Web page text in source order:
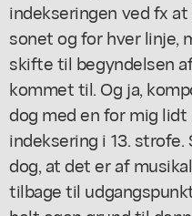
indekseringen ved fx
sonet og for hver linje,
skifte til begyndelsen
kommet til. Og ja,
dog med en for mig
indeksering i 13.
dog, at det er af
tilbage til